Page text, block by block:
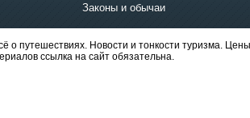
Законы и обычаи
о путешествиях. Новости и тонкости туризма.
ссылка на сайт обязательна.